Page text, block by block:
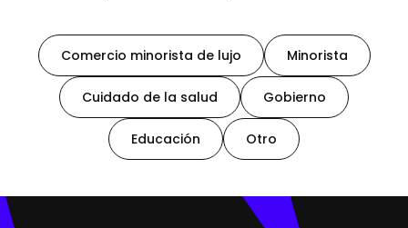
Comercio minorista de lujo Minorista
Cuidado de la salud Gobierno
Educación Otro